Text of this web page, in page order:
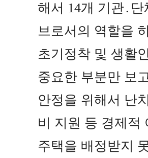
해서 14개 기관․ 단
브로서의 역할을
초기정착 및 생활
중요한 부분만 보
안정을 위해서 난치
비 지원 등 경제적
주택을 배정받지